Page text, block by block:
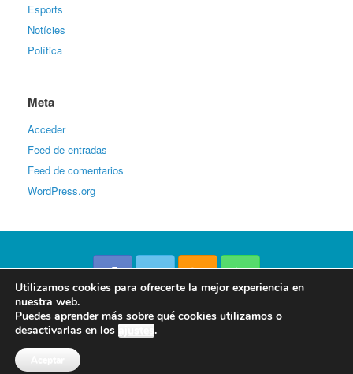
Esports
Notícies
Política
Meta
Acceder
Feed de entradas
Feed de comentarios
WordPress.org
La Veu d'Ondara © 2016
Web desenvolupada perAjuntament d'Ondara
Utilizamos cookies para ofrecerte la mejor experiencia en
nuestra web.
Puedes aprender más sobre qué cookies utilizamos o
desactivarlas en los ajustes.